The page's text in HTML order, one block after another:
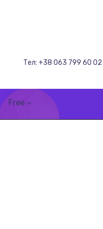
Free
Тел: +38 063 799 60 02